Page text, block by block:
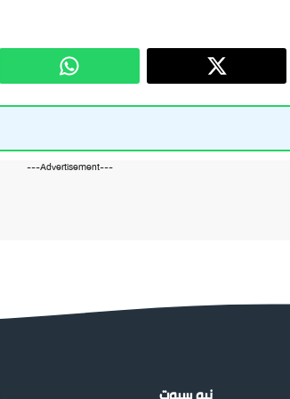
---Advertisement---